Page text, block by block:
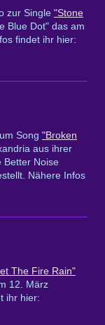
zur Single "Stone
Blue Dot" das am
findet ihr hier:
Song "Broken
aus ihrer
Better Noise
Nähere Infos
The Fire Rain"
12. März
ihr hier: